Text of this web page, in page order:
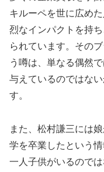
キルーペを世に広め
烈なインパクトを持
られています。その
う噂は、単なる偶然
与えているのではな
す。
また、松村謙三には
学を卒業したという
一人子供がいるので